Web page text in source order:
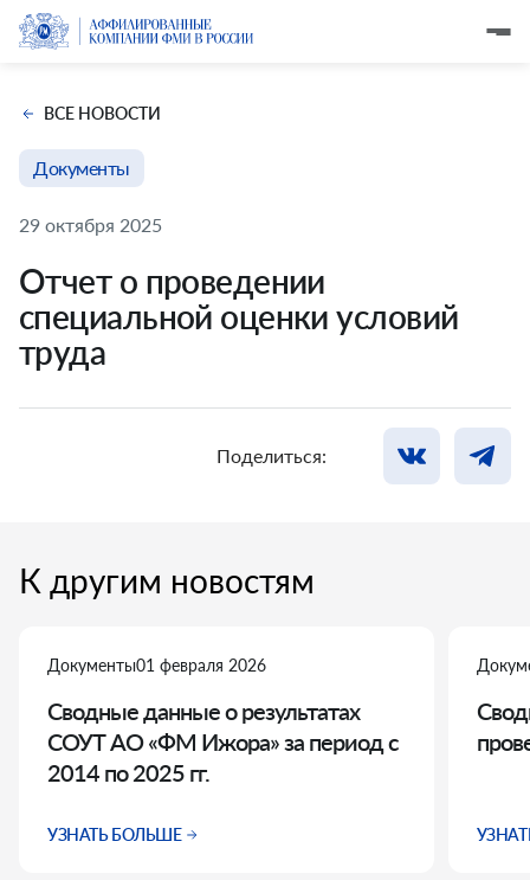
ВСЕ НОВОСТИ
Документы
29 октября 2025
Отчет о проведении
специальной оценки условий
труда
Поделиться:
К другим новостям
Документы01 февраля 2026
Сводные данные о результатах
СОУТ АО «ФМ Ижора» за период с
2014 по 2025 гг.
УЗНАТЬ БОЛЬШЕ